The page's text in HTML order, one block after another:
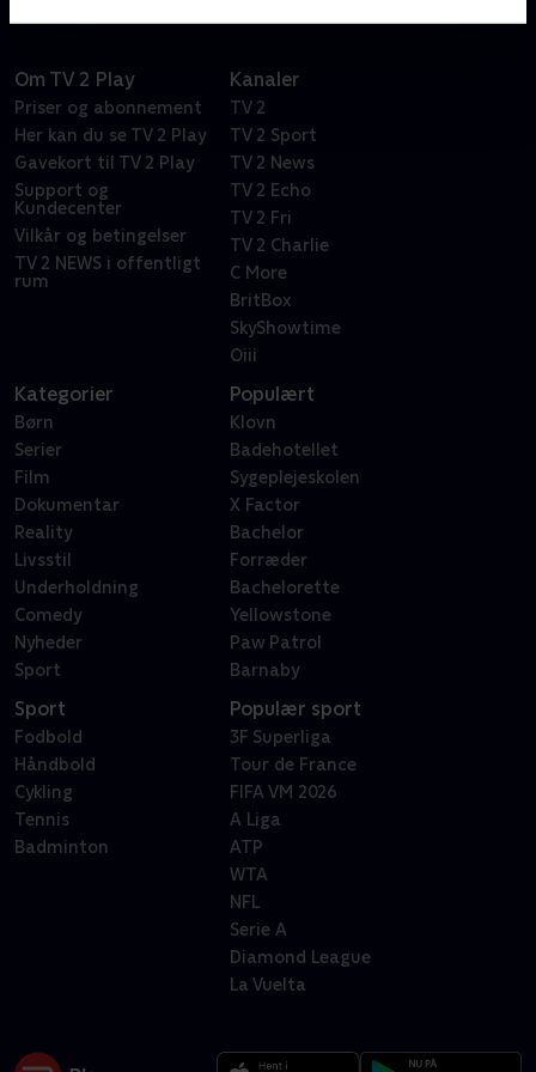
Om TV 2 Play
Priser og abonnement
Her kan du se TV 2 Play
Gavekort til TV 2 Play
Support og
Kundecenter
Vilkår og betingelser
TV 2 NEWS i offentligt
rum
Kanaler
TV 2
TV 2 Sport
TV 2 News
TV 2 Echo
TV 2 Fri
TV 2 Charlie
C More
BritBox
SkyShowtime
Oiii
Kategorier
Børn
Serier
Film
Dokumentar
Reality
Livsstil
Underholdning
Comedy
Nyheder
Sport
Populært
Klovn
Badehotellet
Sygeplejeskolen
X Factor
Bachelor
Forræder
Bachelorette
Yellowstone
Paw Patrol
Barnaby
Sport
Fodbold
Håndbold
Cykling
Tennis
Badminton
Populær sport
3F Superliga
Tour de France
FIFA VM 2026
A Liga
ATP
WTA
NFL
Serie A
Diamond League
La Vuelta